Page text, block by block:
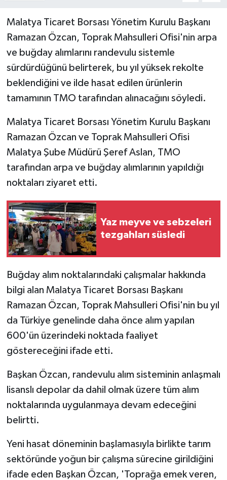
Malatya Ticaret Borsası Yönetim Kurulu Başkanı
Ramazan Özcan, Toprak Mahsulleri Ofisi'nin arpa
ve buğday alımlarını randevulu sistemle
sürdürdüğünü belirterek, bu yıl yüksek rekolte
beklendiğini ve ilde hasat edilen ürünlerin
tamamının TMO tarafından alınacağını söyledi.
Malatya Ticaret Borsası Yönetim Kurulu Başkanı
Ramazan Özcan ve Toprak Mahsulleri Ofisi
Malatya Şube Müdürü Şeref Aslan, TMO
tarafından arpa ve buğday alımlarının yapıldığı
noktaları ziyaret etti.
Yaz meyve ve sebzeleri
tezgahları süsledi
Buğday alım noktalarındaki çalışmalar hakkında
bilgi alan Malatya Ticaret Borsası Başkanı
Ramazan Özcan, Toprak Mahsulleri Ofisi'nin bu yıl
da Türkiye genelinde daha önce alım yapılan
600'ün üzerindeki noktada faaliyet
göstereceğini ifade etti.
Başkan Özcan, randevulu alım sisteminin anlaşmalı
lisanslı depolar da dahil olmak üzere tüm alım
noktalarında uygulanmaya devam edeceğini
belirtti.
Yeni hasat döneminin başlamasıyla birlikte tarım
sektöründe yoğun bir çalışma sürecine girildiğini
ifade eden Başkan Özcan, 'Toprağa emek veren,